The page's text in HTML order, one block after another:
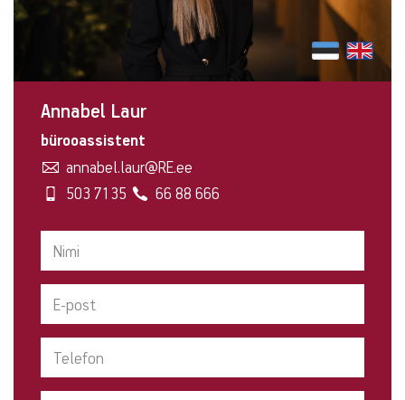
Annabel Laur
bürooassistent
annabel.laur@RE.ee
503 7135
66 88 666